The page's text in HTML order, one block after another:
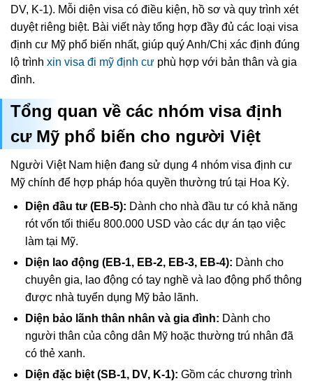
DV, K-1). Mỗi diện visa có điều kiện, hồ sơ và quy trình xét
duyệt riêng biệt. Bài viết này tổng hợp đầy đủ các loại visa
định cư Mỹ phổ biến nhất, giúp quý Anh/Chị xác định đúng
lộ trình xin visa đi mỹ định cư phù hợp với bản thân và gia
đình.
Tổng quan về các nhóm visa định
cư Mỹ phổ biến cho người Việt
Người Việt Nam hiện đang sử dụng 4 nhóm visa định cư
Mỹ chính để hợp pháp hóa quyền thường trú tại Hoa Kỳ.
Diện đầu tư (EB-5): Dành cho nhà đầu tư có khả năng
rót vốn tối thiểu 800.000 USD vào các dự án tạo việc
làm tại Mỹ.
Diện lao động (EB-1, EB-2, EB-3, EB-4): Dành cho
chuyên gia, lao động có tay nghề và lao động phổ thông
được nhà tuyển dụng Mỹ bảo lãnh.
Diện bảo lãnh thân nhân và gia đình: Dành cho
người thân của công dân Mỹ hoặc thường trú nhân đã
có thẻ xanh.
Diện đặc biệt (SB-1, DV, K-1): Gồm các chương trình